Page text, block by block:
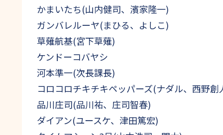
かまいたち(山内健司、濱家隆一)
ガンバレルーヤ(まひる、よしこ)
草薙航基(宮下草薙)
ケンドーコバヤシ
河本準一(次長課長)
コロコロチキチキペッパーズ(ナダル、西野創
品川庄司(品川祐、庄司智春)
ダイアン(ユースケ、津田篤宏)